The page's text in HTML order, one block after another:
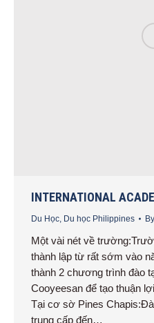
INTERNATIONAL
Du Học, Du học Philippines By
Một vài nét về
thành lập từ rất sớm vào
thành 2 chương trình đào
Cooyeesan để tạo thuận
Tại cơ sờ Pines
trung cấp đến…